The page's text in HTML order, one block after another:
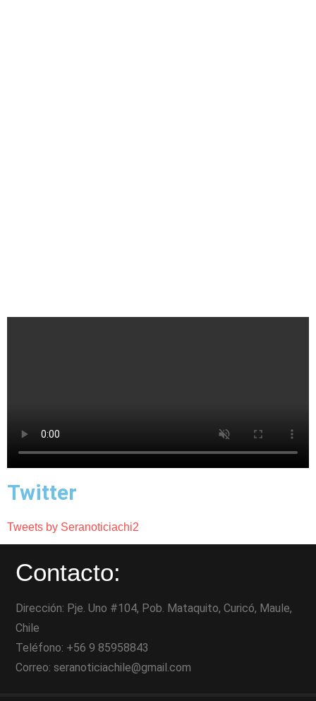
Twitter
Tweets by Seranoticiachi2
Contacto:
Dirección: Pje. Uno #104, Pob. Mataquito, Curicó, Maule,
Chile
Teléfono: +56 9 85958843
Correo: seranoticiachile@gmail.com